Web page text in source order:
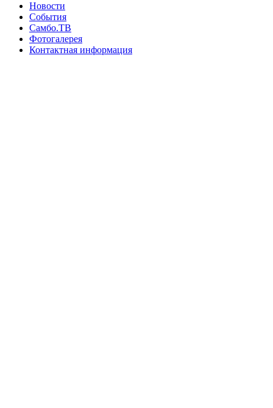
Новости
События
Самбо.ТВ
Фотогалерея
Контактная информация